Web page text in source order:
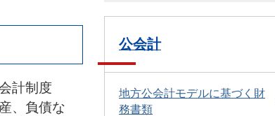
計制度
、負債な
公会計
地方公会計モデルに基づく財
務書類